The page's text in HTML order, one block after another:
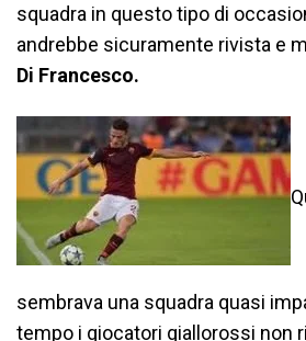
squadra in questo tipo di
andrebbe sicuramente rivista e
Di Francesco.
sembrava una squadra quasi
tempo i giocatori giallorossi non